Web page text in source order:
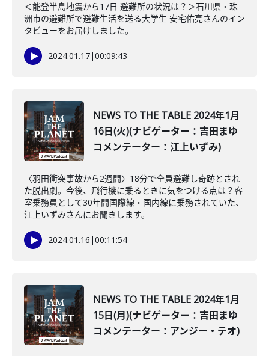
＜能登半島地震から17日 避難所の状況は？＞石川県・珠
洲市の避難所で避難生活を送る大学生 安宅佑亮さんのイン
タビューをお届けしました。
2024.01.17|00:09:43
NEWS TO THE TABLE 2024年1月
16日(火)(ナビゲーター：吉田まゆ
コメンテーター：江上いずみ)
〈羽田衝突事故から2週間〉18分で全員避難し奇跡とされ
た脱出劇。今後、飛行機に乗るときに気をつける点は？客
室乗務員として30年間国際線・国内線に乗務されていた、
江上いずみさんにお聞きします。
2024.01.16 |00:11:54
NEWS TO THE TABLE 2024年1月
15日(月)(ナビゲーター：吉田まゆ
コメンテーター：アンジー・テオ)